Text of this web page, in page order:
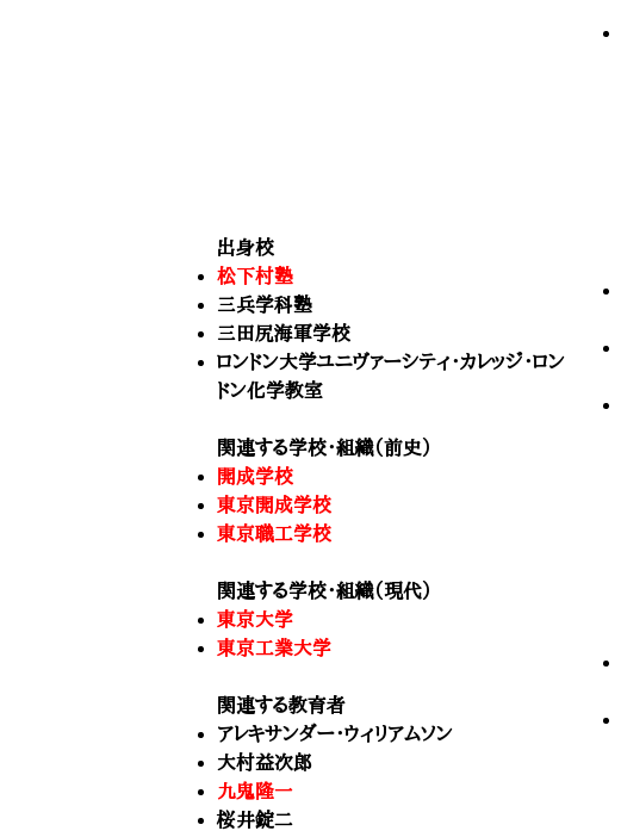
出身校
松下村塾
三兵学科塾
三田尻海軍学校
ロンドン大学ユニヴァーシティ・カレッジ・ロン
ドン化学教室
関連する学校・組織（前史）
開成学校
東京開成学校
東京職工学校
関連する学校・組織（現代）
東京大学
東京工業大学
関連する教育者
アレキサンダー・ウィリアムソン
大村益次郎
九鬼隆一
桜井錠二